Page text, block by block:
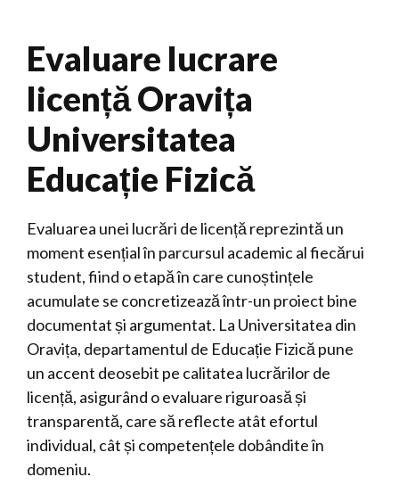
Evaluare lucrare
licență Oravița
Universitatea
Educație Fizică
Evaluarea unei lucrări de licență reprezintă un
moment esențial în parcursul academic al fiecărui
student, fiind o etapă în care cunoștințele
acumulate se concretizează într-un proiect bine
documentat și argumentat. La Universitatea din
Oravița, departamentul de Educație Fizică pune
un accent deosebit pe calitatea lucrărilor de
licență, asigurând o evaluare riguroasă și
transparentă, care să reflecte atât efortul
individual, cât și competențele dobândite în
domeniu.